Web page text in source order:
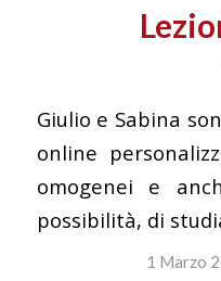
Giulio e Sabina
online
omogenei e
possibilità, di
1 Marzo